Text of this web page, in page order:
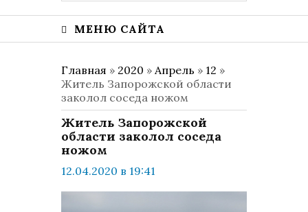
МЕНЮ САЙТА
Главная » 2020 » Апрель » 12 »
Житель Запорожской области
заколол соседа ножом
Житель Запорожской
области заколол соседа
ножом
12.04.2020 в 19:41